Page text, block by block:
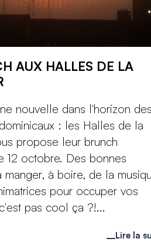
AUX HALLES DE LA
nouvelle dans l'horizon des
: les Halles de la
propose leur brunch
12 octobre. Des bonnes
manger, à boire, de la
pour occuper vos
pas cool ça ?!...
Lire la